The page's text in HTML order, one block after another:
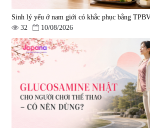
Viên uống bổ gan Ribeto Shoji
Hepaclean 60 viên
690.000 đ
Viên
vị đĩa đệm
1.600.000 đ
Sinh lý yếu ở nam giới có khắc phục bằng
32
10/08/2026